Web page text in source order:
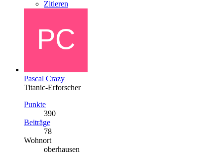
Zitieren
Pascal Crazy
Titanic-Erforscher
Punkte
390
Beiträge
78
Wohnort
oberhausen